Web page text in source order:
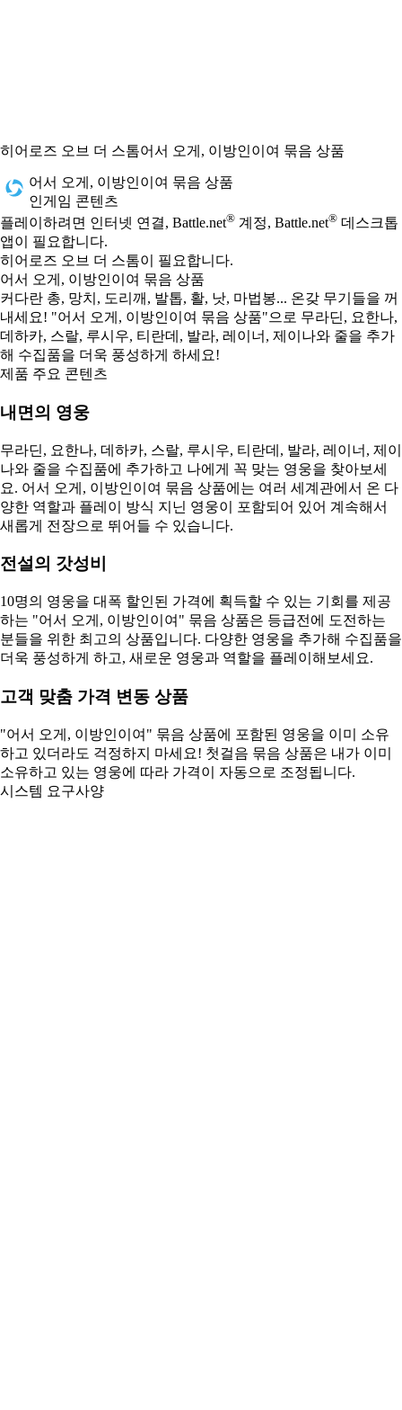
히어로즈 오브 더 스톰어서 오게, 이방인이여 묶음 상품
어서 오게, 이방인이여 묶음 상품
인게임 콘텐츠
가격
Available actions
플레이하려면 인터넷 연결, Battle.net® 계정, Battle.net® 데스크톱
앱이 필요합니다.
히어로즈 오브 더 스톰이 필요합니다.
어서 오게, 이방인이여 묶음 상품
커다란 총, 망치, 도리깨, 발톱, 활, 낫, 마법봉... 온갖 무기들을 꺼
내세요! "어서 오게, 이방인이여 묶음 상품"으로 무라딘, 요한나,
데하카, 스랄, 루시우, 티란데, 발라, 레이너, 제이나와 줄을 추가
해 수집품을 더욱 풍성하게 하세요!
제품 주요 콘텐츠
내면의 영웅
무라딘, 요한나, 데하카, 스랄, 루시우, 티란데, 발라, 레이너, 제이
나와 줄을 수집품에 추가하고 나에게 꼭 맞는 영웅을 찾아보세
요. 어서 오게, 이방인이여 묶음 상품에는 여러 세계관에서 온 다
양한 역할과 플레이 방식 지닌 영웅이 포함되어 있어 계속해서
새롭게 전장으로 뛰어들 수 있습니다.
전설의 갓성비
10명의 영웅을 대폭 할인된 가격에 획득할 수 있는 기회를 제공
하는 "어서 오게, 이방인이여" 묶음 상품은 등급전에 도전하는
분들을 위한 최고의 상품입니다. 다양한 영웅을 추가해 수집품을
더욱 풍성하게 하고, 새로운 영웅과 역할을 플레이해보세요.
고객 맞춤 가격 변동 상품
"어서 오게, 이방인이여" 묶음 상품에 포함된 영웅을 이미 소유
하고 있더라도 걱정하지 마세요! 첫걸음 묶음 상품은 내가 이미
소유하고 있는 영웅에 따라 가격이 자동으로 조정됩니다.
시스템 요구사양